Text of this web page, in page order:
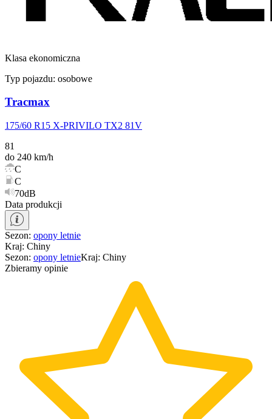
Klasa ekonomiczna
Typ pojazdu: osobowe
Tracmax
175/60 R15 X-PRIVILO TX2 81V
81
do 240 km/h
C
C
70dB
Data produkcji
Sezon: opony letnie
Kraj: Chiny
Sezon: opony letnieKraj: Chiny
Zbieramy opinie